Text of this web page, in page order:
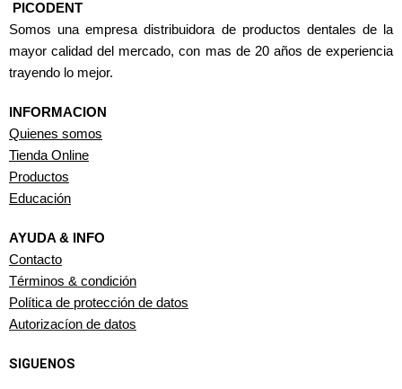
PICODENT
Somos una empresa distribuidora de productos dentales de la
mayor calidad del mercado, con mas de 20 años de experiencia
trayendo lo mejor.
INFORMACION
Quienes somos
Tienda Online
Productos
Educación
AYUDA & INFO
Contacto
Términos & condición
Política de protección de datos
Autorizacíon de datos
SIGUENOS